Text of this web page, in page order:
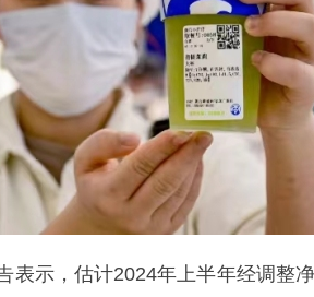
表示，估计2024年上半年经调整